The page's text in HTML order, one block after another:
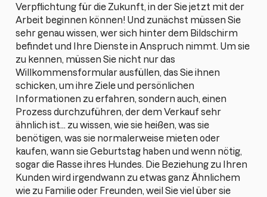
Verpflichtung für die Zukunft, in der Sie jetzt mit der
Arbeit beginnen können! Und zunächst müssen Sie
sehr genau wissen, wer sich hinter dem Bildschirm
befindet und Ihre Dienste in Anspruch nimmt. Um sie
zu kennen, müssen Sie nicht nur das
Willkommensformular ausfüllen, das Sie ihnen
schicken, um ihre Ziele und persönlichen
Informationen zu erfahren, sondern auch, einen
Prozess durchzuführen, der dem Verkauf sehr
ähnlich ist... zu wissen, wie sie heißen, was sie
benötigen, was sie normalerweise mieten oder
kaufen, wann sie Geburtstag haben und wenn nötig,
sogar die Rasse ihres Hundes. Die Beziehung zu Ihren
Kunden wird irgendwann zu etwas ganz Ähnlichem
wie zu Familie oder Freunden, weil Sie viel über sie